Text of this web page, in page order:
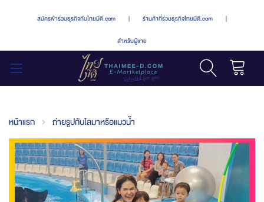
สมัครเข้าร่วมธุรกิจกับไทยมีดี.com | ร้านค้าที่ร่วมธุรกิจไทยมีดี.com |
สำหรับผู้ขาย
หน้าแรก ถ่ายรูปกับโลมาหรือแมวน้ำ
Skip
to
the
end